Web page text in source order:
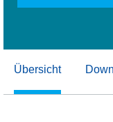
Übersicht